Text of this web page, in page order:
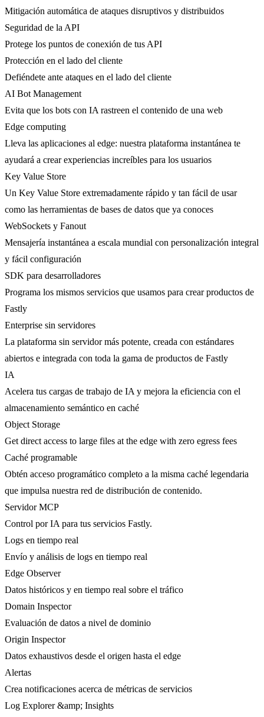
Mitigación automática de ataques disruptivos y distribuidos
Seguridad de la API
Protege los puntos de conexión de tus API
Protección en el lado del cliente
Defiéndete ante ataques en el lado del cliente
AI Bot Management
Evita que los bots con IA rastreen el contenido de una web
Edge computing
Lleva las aplicaciones al edge: nuestra plataforma instantánea te
ayudará a crear experiencias increíbles para los usuarios
Key Value Store
Un Key Value Store extremadamente rápido y tan fácil de usar
como las herramientas de bases de datos que ya conoces
WebSockets y Fanout
Mensajería instantánea a escala mundial con personalización integral
y fácil configuración
SDK para desarrolladores
Programa los mismos servicios que usamos para crear productos de
Fastly
Enterprise sin servidores
La plataforma sin servidor más potente, creada con estándares
abiertos e integrada con toda la gama de productos de Fastly
IA
Acelera tus cargas de trabajo de IA y mejora la eficiencia con el
almacenamiento semántico en caché
Object Storage
Get direct access to large files at the edge with zero egress fees
Caché programable
Obtén acceso programático completo a la misma caché legendaria
que impulsa nuestra red de distribución de contenido.
Servidor MCP
Control por IA para tus servicios Fastly.
Logs en tiempo real
Envío y análisis de logs en tiempo real
Edge Observer
Datos históricos y en tiempo real sobre el tráfico
Domain Inspector
Evaluación de datos a nivel de dominio
Origin Inspector
Datos exhaustivos desde el origen hasta el edge
Alertas
Crea notificaciones acerca de métricas de servicios
Log Explorer &amp; Insights